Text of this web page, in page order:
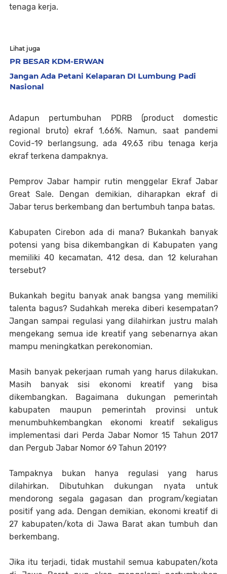
tenaga kerja.
Lihat juga
PR BESAR KDM-ERWAN
Jangan Ada Petani Kelaparan DI Lumbung Padi
Nasional
Adapun pertumbuhan PDRB (product domestic
regional bruto) ekraf 1,66%. Namun, saat pandemi
Covid-19 berlangsung, ada 49,63 ribu tenaga kerja
ekraf terkena dampaknya.
Pemprov Jabar hampir rutin menggelar Ekraf Jabar
Great Sale. Dengan demikian, diharapkan ekraf di
Jabar terus berkembang dan bertumbuh tanpa batas.
Kabupaten Cirebon ada di mana? Bukankah banyak
potensi yang bisa dikembangkan di Kabupaten yang
memiliki 40 kecamatan, 412 desa, dan 12 kelurahan
tersebut?
Bukankah begitu banyak anak bangsa yang memiliki
talenta bagus? Sudahkah mereka diberi kesempatan?
Jangan sampai regulasi yang dilahirkan justru malah
mengekang semua ide kreatif yang sebenarnya akan
mampu meningkatkan perekonomian.
Masih banyak pekerjaan rumah yang harus dilakukan.
Masih banyak sisi ekonomi kreatif yang bisa
dikembangkan. Bagaimana dukungan pemerintah
kabupaten maupun pemerintah provinsi untuk
menumbuhkembangkan ekonomi kreatif sekaligus
implementasi dari Perda Jabar Nomor 15 Tahun 2017
dan Pergub Jabar Nomor 69 Tahun 2019?
Tampaknya bukan hanya regulasi yang harus
dilahirkan. Dibutuhkan dukungan nyata untuk
mendorong segala gagasan dan program/kegiatan
positif yang ada. Dengan demikian, ekonomi kreatif di
27 kabupaten/kota di Jawa Barat akan tumbuh dan
berkembang.
Jika itu terjadi, tidak mustahil semua kabupaten/kota